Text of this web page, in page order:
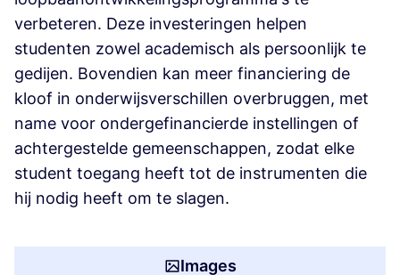
verbeteren. Deze investeringen helpen
studenten zowel academisch als persoonlijk te
gedijen. Bovendien kan meer financiering de
kloof in onderwijsverschillen overbruggen, met
name voor ondergefinancierde instellingen of
achtergestelde gemeenschappen, zodat elke
student toegang heeft tot de instrumenten die
hij nodig heeft om te slagen.
Images